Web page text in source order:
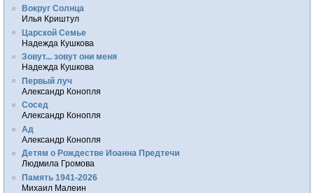
Вокруг Солнца
Илья Криштул
Царской Семье
Надежда Кушкова
Зовут... зовут они меня
Надежда Кушкова
Первый луч
Александр Конопля
Сосед
Александр Конопля
Ад
Александр Конопля
Детям о Рождестве Иоанна Предтечи
Людмила Громова
Память 1941-2026
Михаил Малеин